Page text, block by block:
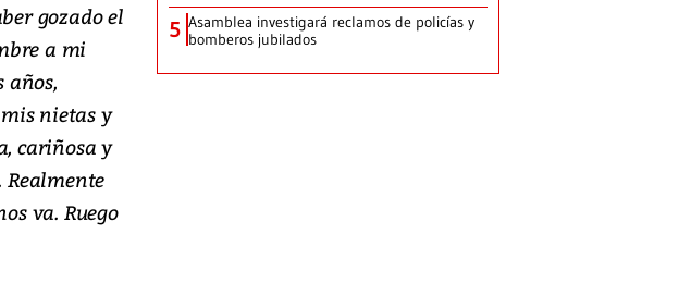
gozado el
a mi
años,
nietas y
cariñosa y
va. Ruego
5 Asamblea investigará reclamos de policías y
bomberos jubilados